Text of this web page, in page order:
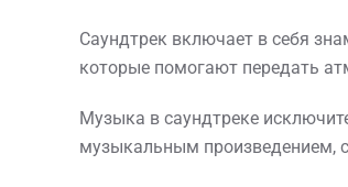
Саундтрек включает в себя
которые помогают передать
Музыка в саундтреке
музыкальным произведением,